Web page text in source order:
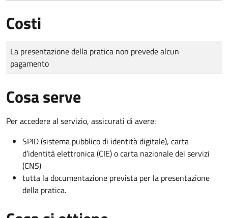
Costi
Tipo di pagamento
Importo
La presentazione della pratica non prevede alcun
pagamento
Cosa serve
Per accedere al servizio, assicurati di avere:
SPID (sistema pubblico di identità digitale), carta
d’identità elettronica (CIE) o carta nazionale dei servizi
(CNS)
tutta la documentazione prevista per la presentazione
della pratica.